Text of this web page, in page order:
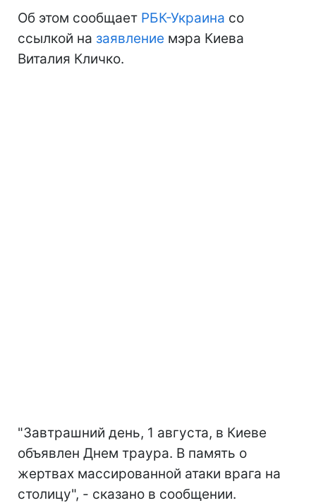
Об этом сообщает РБК-Украина со
ссылкой на заявление мэра Киева
Виталия Кличко.
"Завтрашний день, 1 августа, в Киеве
объявлен Днем траура. В память о
жертвах массированной атаки врага на
столицу", - сказано в сообщении.